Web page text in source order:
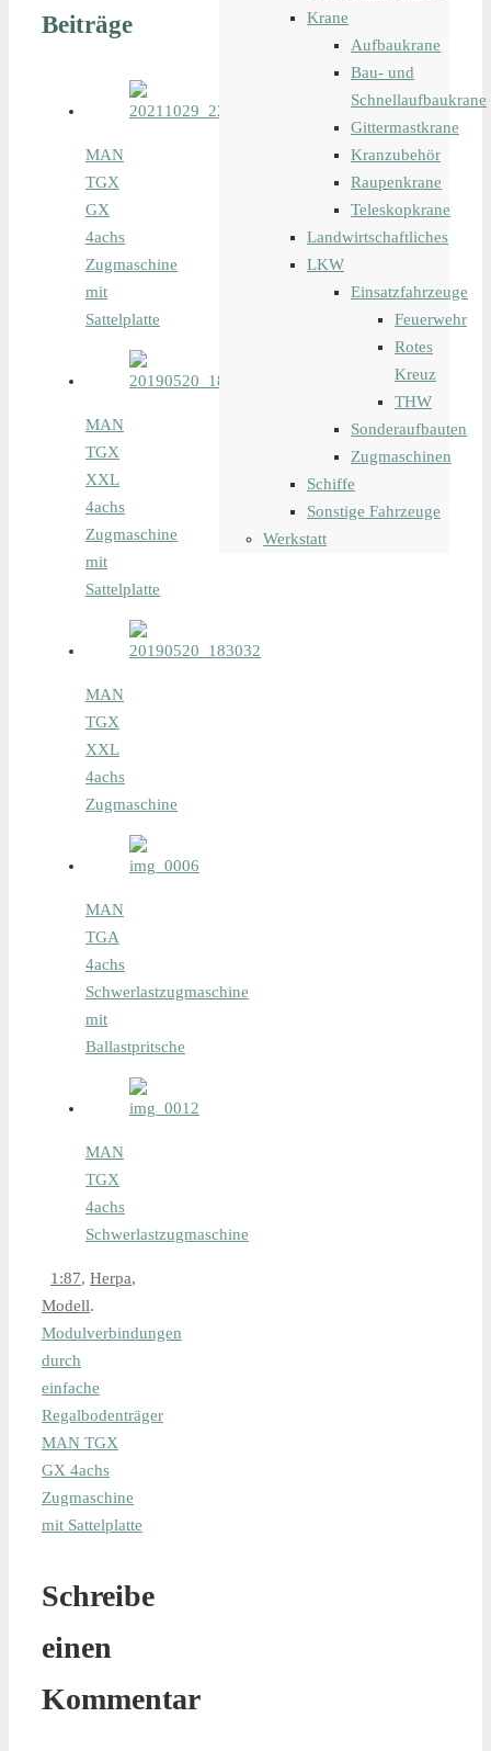
Beiträge
MAN
TGX
GX
4achs
Zugmaschine
mit
Sattelplatte
MAN
TGX
XXL
4achs
Zugmaschine
mit
Sattelplatte
MAN
TGX
XXL
4achs
Zugmaschine
MAN
TGA
4achs
Schwerlastzugmaschine
mit
Ballastpritsche
MAN
TGX
4achs
Schwerlastzugmaschine
1:87, Herpa,
Modell.
Modulverbindungen
durch
einfache
Regalbodenträger
MAN TGX
GX 4achs
Zugmaschine
mit Sattelplatte
Schreibe
einen
Kommentar
Krane
Aufbaukrane
Bau- und
Schnellaufbaukrane
Gittermastkrane
Kranzubehör
Raupenkrane
Teleskopkrane
Landwirtschaftliches
LKW
Einsatzfahrzeuge
Feuerwehr
Rotes
Kreuz
THW
Sonderaufbauten
Zugmaschinen
Schiffe
Sonstige Fahrzeuge
Werkstatt